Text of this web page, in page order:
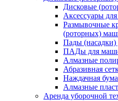
Дисковые
Аксессуары
Размывочные
(роторных)
Пады
ПАДы для
Алмазные
Абразивная
Наждачная
Алмазные
Аренда уборочной